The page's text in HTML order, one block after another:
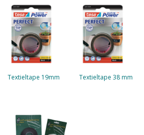
Textieltape 19mm Textieltape 38 mm